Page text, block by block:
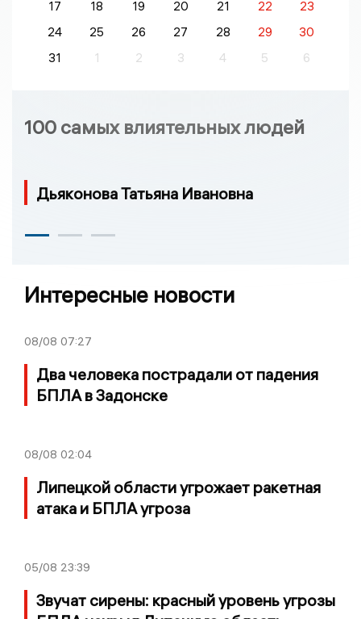
17 18 19 20 21 22
23
24
25 26 27 28 29
30
31
1 2 3 4 5 6
100 самых влиятельных людей
Дьяконова Татьяна Ивановна
Интересные новости
08/08 07:27
Два человека пострадали от падения
БПЛА в Задонске
08/08 02:04
Липецкой области угрожает ракетная
атака и БПЛА угроза
05/08 23:39
Звучат сирены: красный уровень угрозы